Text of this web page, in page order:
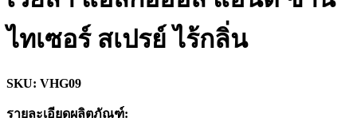
ไทเซอร์ สเปรย์ ไร้กลิ่น
SKU: VHG09
รายละเอียดผลิตภัณฑ์: